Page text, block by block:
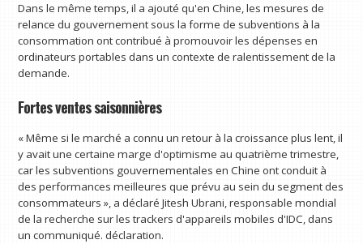
Dans le même temps, il a ajouté qu'en Chine, les mesures de
relance du gouvernement sous la forme de subventions à la
consommation ont contribué à promouvoir les dépenses en
ordinateurs portables dans un contexte de ralentissement de la
demande.
Fortes ventes saisonnières
« Même si le marché a connu un retour à la croissance plus lent, il
y avait une certaine marge d'optimisme au quatrième trimestre,
car les subventions gouvernementales en Chine ont conduit à
des performances meilleures que prévu au sein du segment des
consommateurs », a déclaré Jitesh Ubrani, responsable mondial
de la recherche sur les trackers d'appareils mobiles d'IDC, dans
un communiqué. déclaration.